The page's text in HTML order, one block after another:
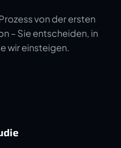
von der ersten
– Sie entscheiden, in
wir einsteigen.